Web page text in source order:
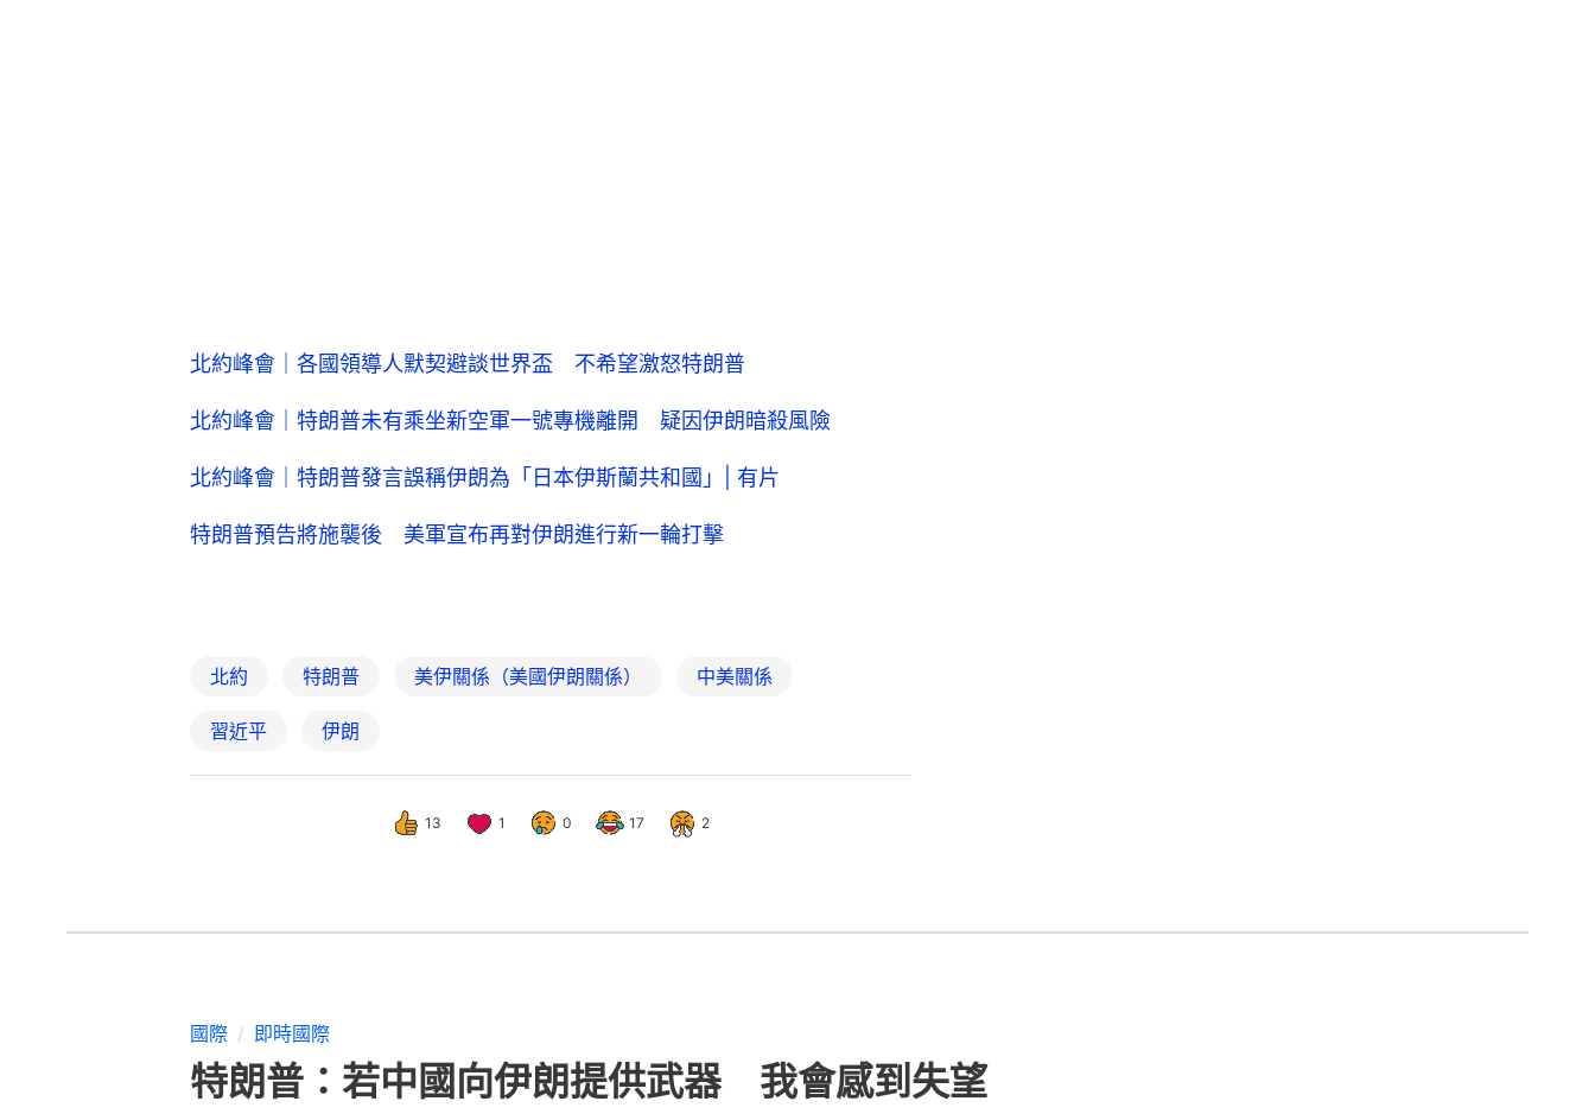
北約峰會｜各國領導人默契避談世界盃 不希望激怒特朗普
北約峰會｜特朗普未有乘坐新空軍一號專機離開 疑因伊朗暗殺風險
北約峰會｜特朗普發言誤稱伊朗為「日本伊斯蘭共和國」| 有片
特朗普預告將施襲後 美軍宣布再對伊朗進行新一輪打擊
北約 特朗普 美伊關係（美國伊朗關係） 中美關係
習近平 伊朗
13 1 0 17 2
國際 即時國際
特朗普：若中國向伊朗提供武器 我會感到失望